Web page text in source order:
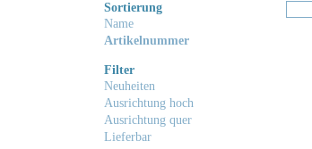
Sortierung
Name
Artikelnummer
Filter
Neuheiten
Ausrichtung hoch
Ausrichtung quer
Lieferbar